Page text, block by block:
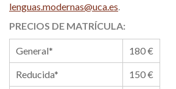
lenguas.modernas@uca.es.
PRECIOS DE MATRÍCULA:
General* 180 €
Reducida* 150 €